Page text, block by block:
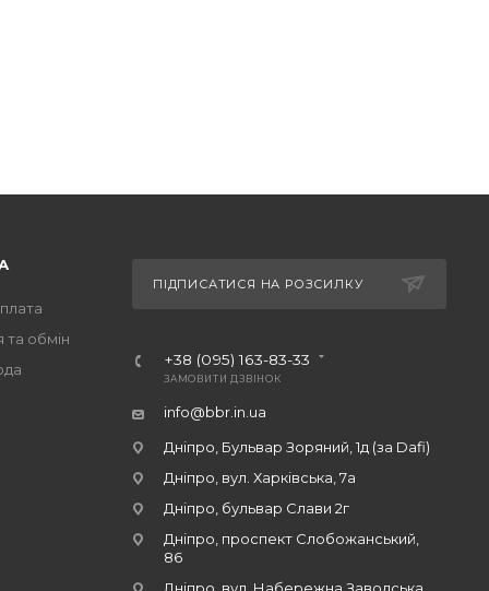
обмін
ПІДПИСАТИСЯ НА РОЗСИЛКУ
+38 (095) 163-83-33
ЗАМОВИТИ ДЗВІНОК
info@bbr.in.ua
Дніпро, Бульвар Зоряний, 1д (за Dafi)
Дніпро, вул. Харківська, 7а
Дніпро, бульвар Слави 2г
Дніпро, проспект Слобожанський,
86